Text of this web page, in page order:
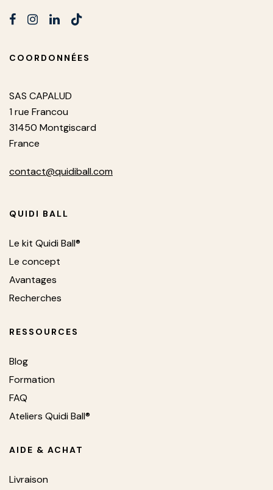
COORDONNÉES
SAS CAPALUD
1 rue Francou
31450 Montgiscard
France
contact@quidiball.com
QUIDI BALL
Le kit Quidi Ball®
Le concept
Avantages
Recherches
RESSOURCES
Blog
Formation
FAQ
Ateliers Quidi Ball®
AIDE & ACHAT
Livraison